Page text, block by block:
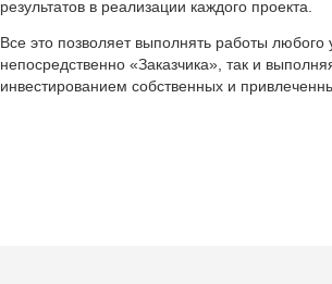
результатов в реализации каждого проекта.
Все это позволяет выполнять работы любого
непосредственно «Заказчика», так и
инвестированием собственных и